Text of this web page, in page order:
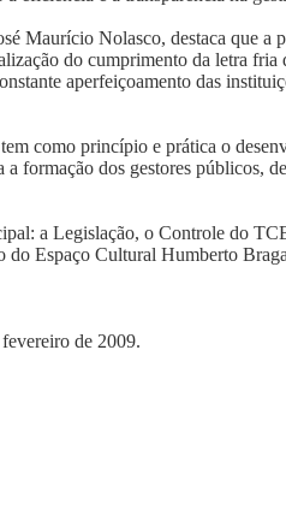
Maurício Nolasco, destaca que a
do cumprimento da letra fria
aperfeiçoamento das
como princípio e prática o
formação dos gestores públicos,
a Legislação, o Controle do
do Espaço Cultural Humberto
de 2009.